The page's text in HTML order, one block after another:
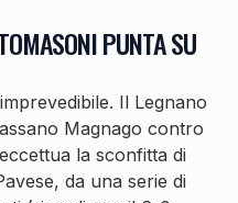
PUNTA SU
Il Legnano
Magnago contro
la sconfitta di
da una serie di